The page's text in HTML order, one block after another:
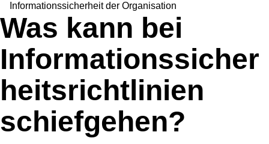
Informationssicherheit der Organisation
Was kann bei
Informationssicher
heitsrichtlinien
schiefgehen?